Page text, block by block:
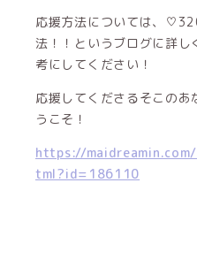
応援方法については、
法！！というブログに詳
考にしてください！
応援してくださるそこの
うこそ！
https://
tml?id=186110